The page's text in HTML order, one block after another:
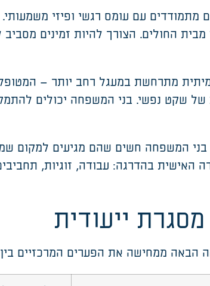
עם עומס רגשי ופיזי
החולים. הצורך להיות זמינים מסביב
מתרחשת במעגל רחב יותר –
של שקט נפשי. בני המשפחה יכולים
בני המשפחה חשים שהם מגיעים
האישית בהדרגה: עבודה, זוגיות,
ייעודית
הבאה ממחישה את הפערים המרכזיים